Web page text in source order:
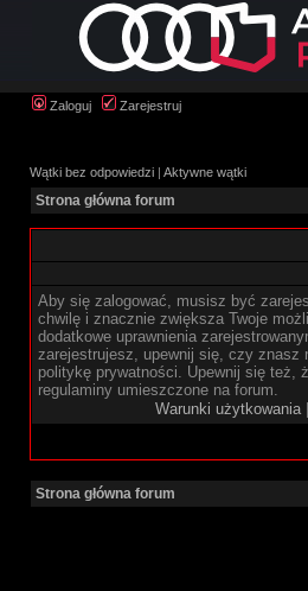
Zaloguj Zarejestruj
Wątki bez odpowiedzi | Aktywne wątki
Strona główna forum
Aby się zalogować, musisz być
chwilę i znacznie zwiększa Twoje
dodatkowe uprawnienia
zarejestrujesz, upewnij się, czy znasz
politykę prywatności. Upewnij się też,
regulaminy umieszczone na forum.
Warunki użytkowania|
Strona główna forum